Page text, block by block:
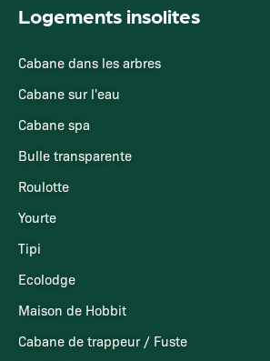
Logements insolites
Cabane dans les arbres
Cabane sur l'eau
Cabane spa
Bulle transparente
Roulotte
Yourte
Tipi
Ecolodge
Maison de Hobbit
Cabane de trappeur / Fuste